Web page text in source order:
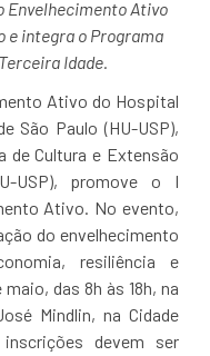
Envelhecimento Ativo
e integra o Programa
Idade.
Ativo do Hospital
São Paulo (HU-USP),
de Cultura e Extensão
USP), promove o I
Ativo. No evento,
do envelhecimento
resiliência e
das 8h às 18h, na
Mindlin, na Cidade
devem ser